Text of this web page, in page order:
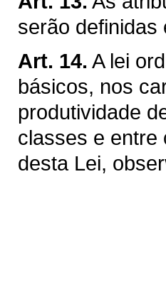
serão definidas
Art. 14. A lei
básicos, nos
produtividade
classes e entre
desta Lei,
Da